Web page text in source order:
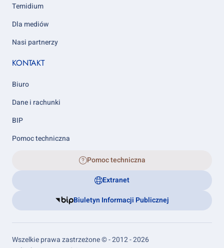
Temidium
Dla mediów
Nasi partnerzy
KONTAKT
Biuro
Dane i rachunki
BIP
Pomoc techniczna
Pomoc techniczna
Extranet
Biuletyn Informacji Publicznej
Wszelkie prawa zastrzeżone © - 2012 - 2026